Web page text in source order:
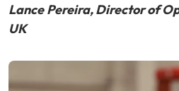
Lance Pereira, Director of
UK